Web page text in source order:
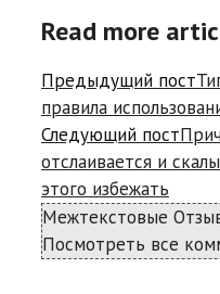
Read more
Предыдущий пост
правила
Следующий пост
отслаивается и
этого избежать
Межтекстовые
Посмотреть все